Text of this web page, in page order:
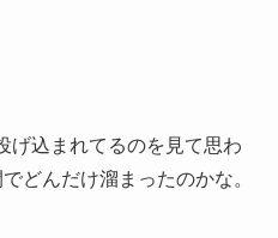
げ込まれてるのを見て思わ
どんだけ溜まったのかな。